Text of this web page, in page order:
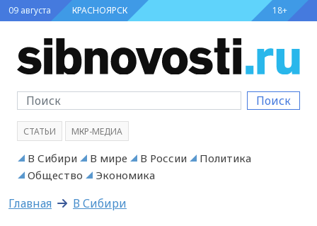
09 августа КРАСНОЯРСК 18+
Поиск
СТАТЬИ МКР-МЕДИА
В Сибири В мире В России
Политика
Общество
Экономика
Главная В Сибири